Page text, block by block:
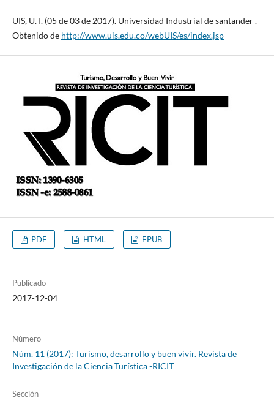
UIS, U. I. (05 de 03 de 2017). Universidad Industrial de santander .
Obtenido de http://www.uis.edu.co/webUIS/es/index.jsp
PDF HTML EPUB
Publicado
2017-12-04
Número
Núm. 11 (2017): Turismo, desarrollo y buen vivir. Revista de
Investigación de la Ciencia Turística -RICIT
Sección